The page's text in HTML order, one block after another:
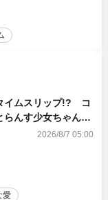
イムスリップ!? コ
らんす少女ちゃん』
2026/8/7 05:00
愛